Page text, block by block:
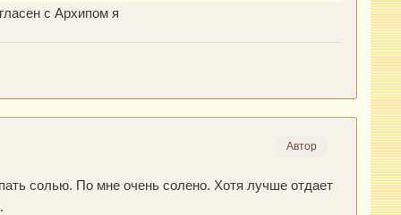
с Архипом я
Автор
солью. По мне очень солено. Хотя лучше отдает